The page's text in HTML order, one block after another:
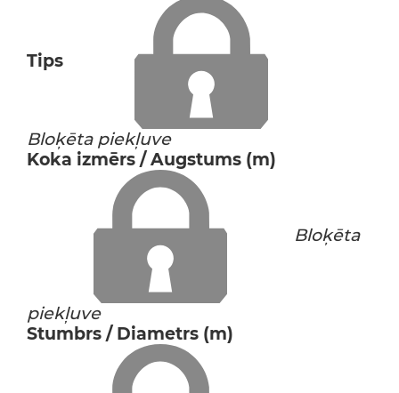
Tips
Bloķēta piekļuve
Koka izmērs / Augstums (m)
Bloķēta
piekļuve
Stumbrs / Diametrs (m)